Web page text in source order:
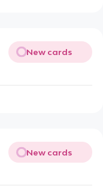
New cards
New cards